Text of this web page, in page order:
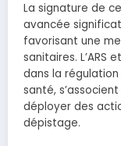
La signature de
avancée
favorisant une
sanitaires. L’ARS
dans la
santé,
déployer des
dépistage.